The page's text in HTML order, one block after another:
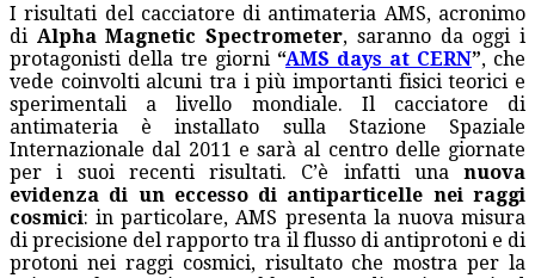
I risultati del cacciatore di antimateria AMS, acronimo
di Alpha Magnetic Spectrometer, saranno da oggi i
protagonisti della tre giorni “AMS days at CERN”, che
vede coinvolti alcuni tra i più importanti fisici teorici e
sperimentali a livello mondiale. Il cacciatore di
antimateria è installato sulla Stazione Spaziale
Internazionale dal 2011 e sarà al centro delle giornate
per i suoi recenti risultati. C’è infatti una nuova
evidenza di un eccesso di antiparticelle nei raggi
cosmici: in particolare, AMS presenta la nuova misura
di precisione del rapporto tra il flusso di antiprotoni e di
protoni nei raggi cosmici, risultato che mostra per la